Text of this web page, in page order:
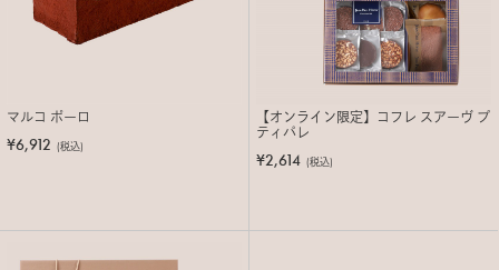
マルコ ポーロ
¥6,912 (税込)
【オンライン限定】コフレ スアーヴ プ
ティパレ
¥2,614 (税込)